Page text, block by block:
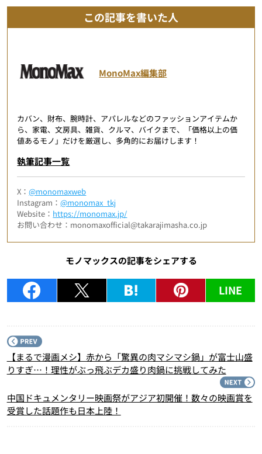
この記事を書いた人
MonoMax編集部
カバン、財布、腕時計、アパレルなどのファッションアイテムか
ら、家電、文房具、雑貨、クルマ、バイクまで、「価格以上の価
値あるモノ」だけを厳選し、多角的にお届けします！
執筆記事一覧
X：@monomaxweb
Instagram：@monomax_tkj
Website： https://monomax.jp/
お問い合わせ：monomaxofficial@takarajimasha.co.jp
モノマックスの記事をシェアする
LINE
【まるで漫画メシ】赤から「驚異の肉マシマシ鍋」が富士山盛
りすぎ…！理性がぶっ飛ぶデカ盛り肉鍋に挑戦してみた
中国ドキュメンタリー映画祭がアジア初開催！数々の映画賞を
受賞した話題作も日本上陸！